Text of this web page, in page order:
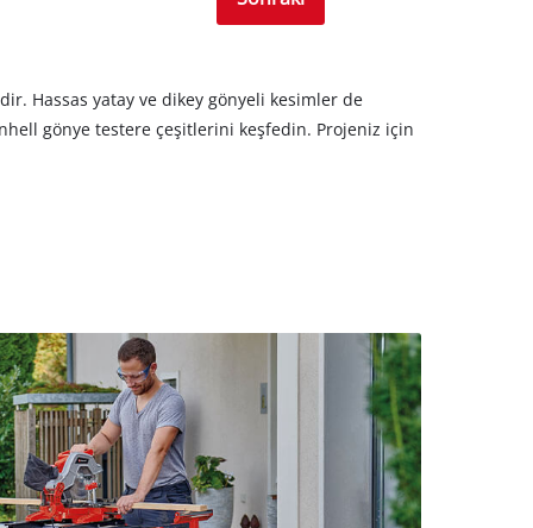
Hassas yatay ve dikey gönyeli kesimler de
gönye testere çeşitlerini keşfedin. Projeniz için